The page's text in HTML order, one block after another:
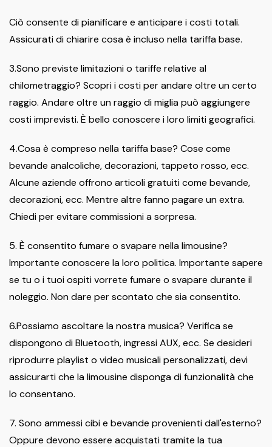
Ciò consente di pianificare e anticipare i costi totali.
Assicurati di chiarire cosa è incluso nella tariffa base.
3.Sono previste limitazioni o tariffe relative al
chilometraggio? Scopri i costi per andare oltre un certo
raggio. Andare oltre un raggio di miglia può aggiungere
costi imprevisti. È bello conoscere i loro limiti geografici.
4.Cosa è compreso nella tariffa base? Cose come
bevande analcoliche, decorazioni, tappeto rosso, ecc.
Alcune aziende offrono articoli gratuiti come bevande,
decorazioni, ecc. Mentre altre fanno pagare un extra.
Chiedi per evitare commissioni a sorpresa.
5. È consentito fumare o svapare nella limousine?
Importante conoscere la loro politica. Importante sapere
se tu o i tuoi ospiti vorrete fumare o svapare durante il
noleggio. Non dare per scontato che sia consentito.
6.Possiamo ascoltare la nostra musica? Verifica se
dispongono di Bluetooth, ingressi AUX, ecc. Se desideri
riprodurre playlist o video musicali personalizzati, devi
assicurarti che la limousine disponga di funzionalità che
lo consentano.
7. Sono ammessi cibi e bevande provenienti dall'esterno?
Oppure devono essere acquistati tramite la tua